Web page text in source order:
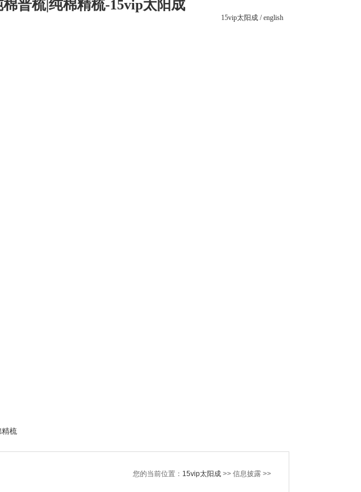
普梳|纯棉精梳-15vip太阳成
15vip太阳成 /english
精梳
您的当前位置： 15vip太阳成 >> 信息披露 >>